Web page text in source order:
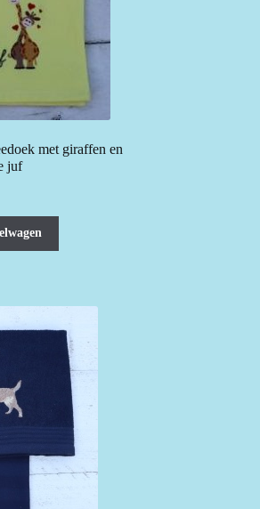
met giraffen en
juf